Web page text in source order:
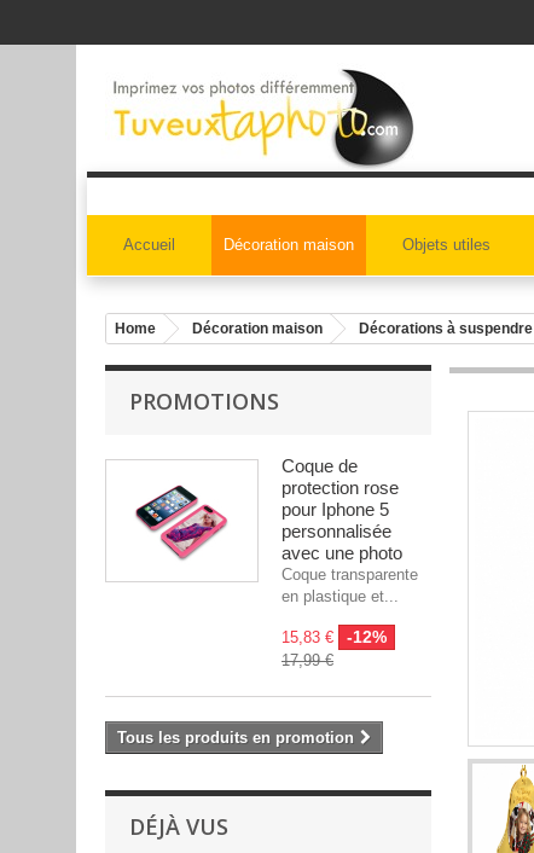
Accueil Décoration maison Objets utiles
Home Décoration maison Décorations à suspendre
PROMOTIONS
Coque de
protection rose
pour Iphone 5
personnalisée
avec une photo
Coque transparente
en plastique et...
15,83 € -12%
17,99 €
Tous les produits en promotion
DÉJÀ VUS